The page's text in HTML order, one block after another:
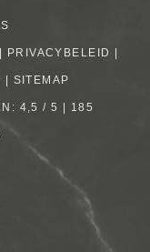
PRIVACYBELEID
SITEMAP
4,5 /5 185